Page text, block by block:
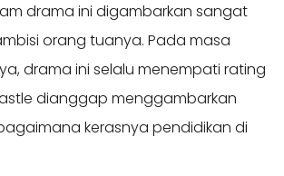
drama ini digambarkan sangat
orang tuanya. Pada masa
drama ini selalu menempati rating
dianggap menggambarkan
kerasnya pendidikan di